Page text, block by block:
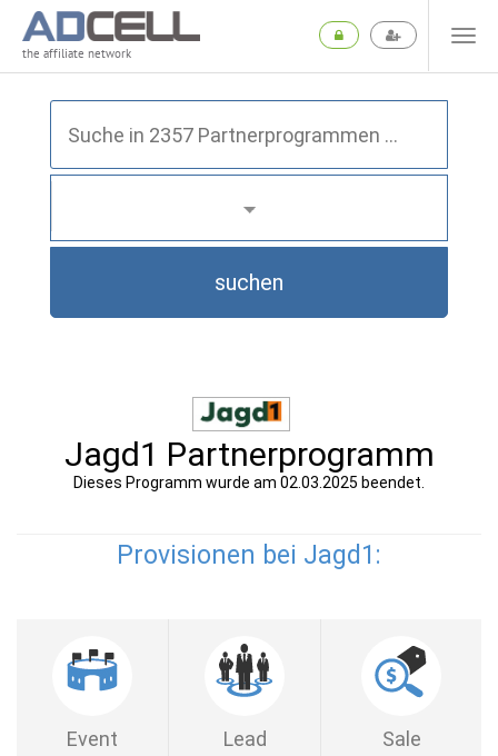
the affiliate network
suchen
Jagd1 Partnerprogramm
Dieses Programm wurde am 02.03.2025 beendet.
Provisionen bei Jagd1:
Event Lead Sale